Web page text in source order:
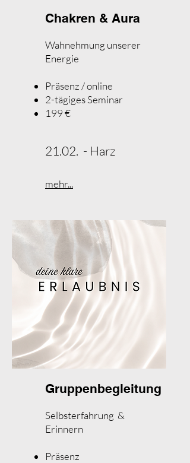
Chakren & Aura
Wahnehmung unserer
Energie
Präsenz / online
2-tägiges Seminar
199 €​
21.02. - Harz
mehr...
Gruppenbegleitung
Selbsterfahrung &
Erinnern
Präsenz